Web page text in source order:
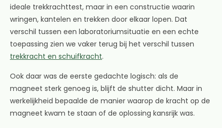
ideale trekkrachttest, maar in een constructie waarin
wringen, kantelen en trekken door elkaar lopen. Dat
verschil tussen een laboratoriumsituatie en een echte
toepassing zien we vaker terug bij het verschil tussen
trekkracht en schuifkracht.
Ook daar was de eerste gedachte logisch: als de
magneet sterk genoeg is, blijft de shutter dicht. Maar in
werkelijkheid bepaalde de manier waarop de kracht op de
magneet kwam te staan of de oplossing kansrijk was.